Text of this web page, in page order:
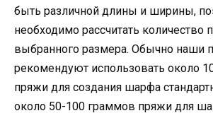
быть различной длины и ширины,
необходимо рассчитать количество
выбранного размера. Обычно наши
рекомендуют использовать около
пряжи для создания шарфа
около 50-100 граммов пряжи для